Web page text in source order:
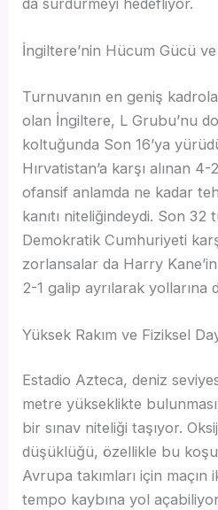
İngiltere’nin Hücum Gücü ve
Turnuvanın en geniş
olan İngiltere, L Grubu’nu
koltuğunda Son 16’ya
Hırvatistan’a karşı alınan 4-
ofansif anlamda ne kadar
kanıtı niteliğindeydi. Son 32
Demokratik Cumhuriyeti
zorlansalar da Harry
2-1 galip ayrılarak yollarına
Yüksek Rakım ve Fiziksel
Estadio Azteca, deniz
metre yükseklikte
bir sınav niteliği taşıyor.
düşüklüğü, özellikle bu
Avrupa takımları için maçın
tempo kaybına yol